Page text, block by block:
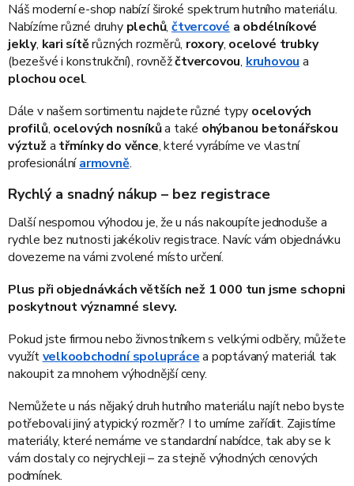
Náš moderní e-shop nabízí široké spektrum hutního materiálu.
Nabízíme různé druhy plechů, čtvercové a obdélníkové
jekly, kari sítěrůzných rozměrů, roxory, ocelové trubky
(bezešvé i konstrukční), rovněžčtvercovou, kruhovou a
plochou ocel.
Dále v našem sortimentu najdete různé typy ocelových
profilů, ocelových nosníkůa také ohýbanou betonářskou
výztuža třmínky do věnce, které vyrábíme ve vlastní
profesionálníarmovně.
Rychlý a snadný nákup – bez registrace
Další nespornou výhodou je, že u nás nakoupíte jednoduše a
rychle bez nutnosti jakékoliv registrace. Navíc vám objednávku
dovezeme na vámi zvolené místo určení.
Plus při objednávkách větších než 1 000 tun jsme schopni
poskytnout významné slevy.
Pokud jste firmou nebo živnostníkem s velkými odběry, můžete
využítvelkoobchodní spoluprácea poptávaný materiál tak
nakoupit za mnohem výhodnější ceny.
Nemůžete u nás nějaký druh hutního materiálu najít nebo byste
potřebovali jiný atypický rozměr? I to umíme zařídit. Zajistíme
materiály, které nemáme ve standardní nabídce, tak aby se k
vám dostaly co nejrychleji – za stejně výhodných cenových
podmínek.